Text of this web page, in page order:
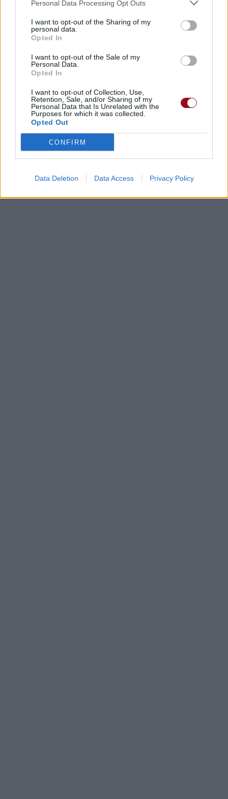
Personal Data Processing Opt Outs
I want to opt-out of the Sharing of my
personal data.
Opted In
I want to opt-out of the Sale of my
Personal Data.
Opted In
I want to opt-out of Collection, Use,
Retention, Sale, and/or Sharing of my
Personal Data that Is Unrelated with the
Purposes for which it was collected.
Opted Out
CONFIRM
Data Deletion Data Access Privacy Policy